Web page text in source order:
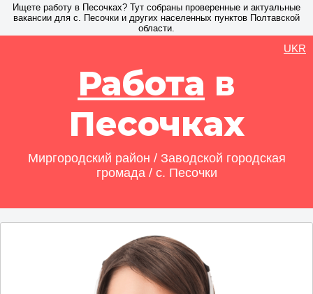
Ищете работу в Песочках? Тут собраны проверенные и актуальные
вакансии для с. Песочки и других населенных пунктов Полтавской
области.
Работа в
Песочках
Миргородский район / Заводской городская
громада / с. Песочки
UKR